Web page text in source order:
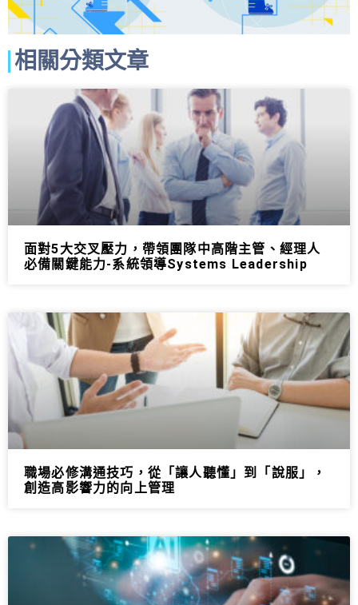
相關分類文章
面對5大交叉壓力，帶領團隊中高階主管、經理人
必備關鍵能力-系統領導Systems Leadership
職場必修溝通技巧，從「讓人聽懂」到「說服」，
創造高影響力的向上管理